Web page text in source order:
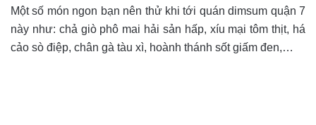
Một số món ngon bạn nên thử khi tới quán dimsum quận 7
này như: chả giò phô mai hải sản hấp, xíu mại tôm thịt, há
cảo sò điệp, chân gà tàu xì, hoành thánh sốt giấm đen,…